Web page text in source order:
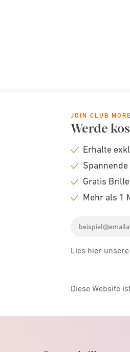
JOIN CLUB MORE
Werde
Check
Erhalte
Check
Check
Gratis
Mehr als 1
address
Lies hier unsere
Diese Website